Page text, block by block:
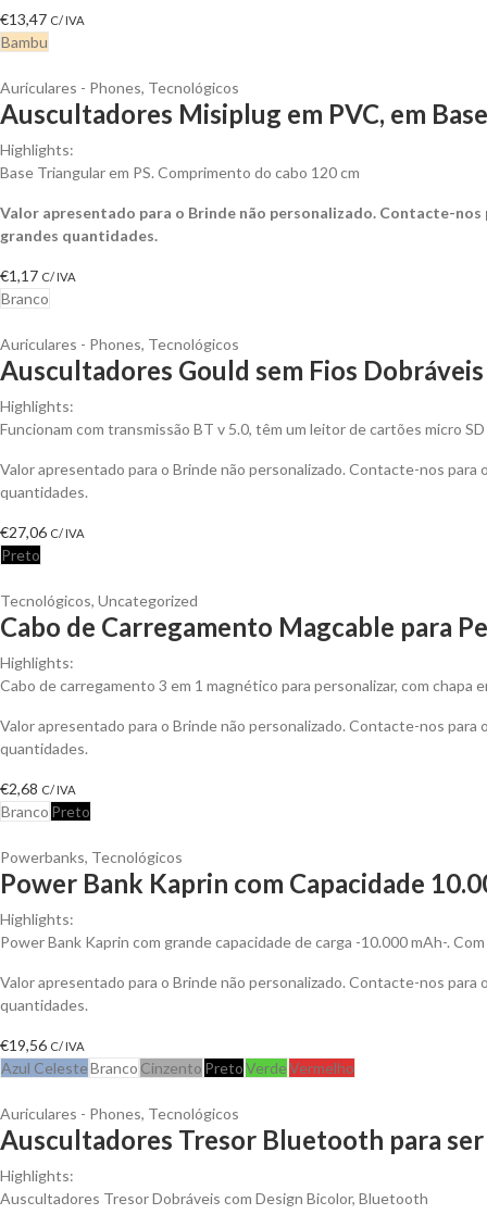
€13,47 C/ IVA
Bambu
Auriculares - Phones, Tecnológicos
Auscultadores Misiplug em PVC, em
Highlights:
Base Triangular em PS. Comprimento do cabo 120 cm
Valor apresentado para o Brinde não personalizado. Contacte-
grandes quantidades.
€1,17 C/ IVA
Branco
Auriculares - Phones, Tecnológicos
Auscultadores Gould sem Fios
Highlights:
Funcionam com transmissão BT v 5.0, têm um leitor de cartões micro
Valor apresentado para o Brinde não personalizado. Contacte-nos
quantidades.
€27,06 C/ IVA
Preto
Tecnológicos, Uncategorized
Cabo de Carregamento Magcable para
Highlights:
Cabo de carregamento 3 em 1 magnético para personalizar, com chapa
Valor apresentado para o Brinde não personalizado. Contacte-nos
quantidades.
€2,68 C/ IVA
Branco Preto
Powerbanks, Tecnológicos
Power Bank Kaprin com Capacidade
Highlights:
Power Bank Kaprin com grande capacidade de carga -10.000 mAh-.
Valor apresentado para o Brinde não personalizado. Contacte-nos
quantidades.
€19,56 C/ IVA
Azul CelesteBranco Cinzento PretoVerdeVermelho
Auriculares - Phones, Tecnológicos
Auscultadores Tresor Bluetooth para
Highlights:
Auscultadores Tresor Dobráveis com Design Bicolor, Bluetooth